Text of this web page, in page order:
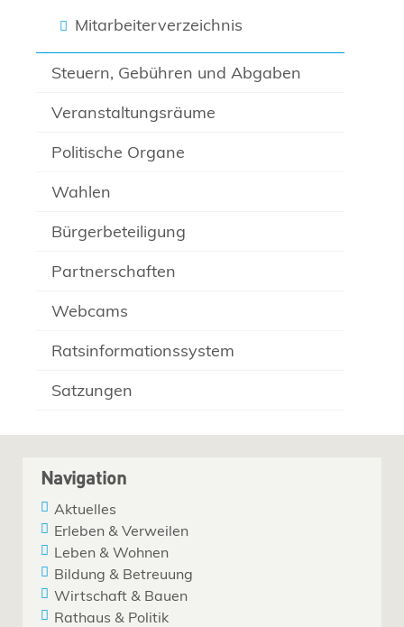
Mitarbeiterverzeichnis
Steuern, Gebühren und Abgaben
Veranstaltungsräume
Politische Organe
Wahlen
Bürgerbeteiligung
Partnerschaften
Webcams
Ratsinformationssystem
Satzungen
Navigation
Aktuelles
Erleben & Verweilen
Leben & Wohnen
Bildung & Betreuung
Wirtschaft & Bauen
Rathaus & Politik